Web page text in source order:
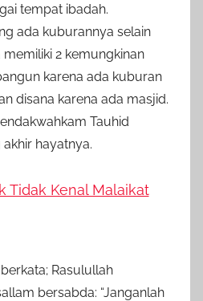
tempat ibadah.
ada kuburannya selain
2 kemungkinan
karena ada kuburan
disana karena ada masjid.
Tauhid
hayatnya.
Tidak Kenal Malaikat
Rasulullah
bersabda: “Janganlah